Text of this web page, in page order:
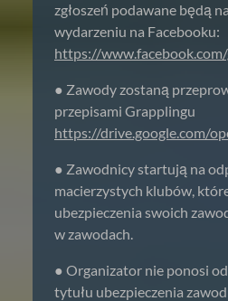
zgłoszeń podawane będą
wydarzeniu na Facebooku:
https://
● Zawody zostaną
przepisami Grapplingu
https://drive.google.com/
● Zawodnicy startują na
macierzystych klubów,
ubezpieczenia swoich
w zawodach.
● Organizator nie ponosi
tytułu ubezpieczenia